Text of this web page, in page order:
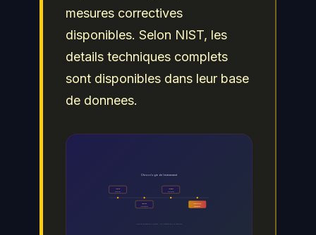
mesures correctives
disponibles. Selon NIST, les
details techniques complets
sont disponibles dans leur base
de donnees.
Alerte
Analyse
Impact
Resolution
Chronologie de l événement
Timeline de gestion d incident - De la détection a la resolution